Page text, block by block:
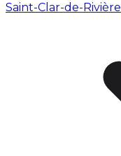
Saint-Clar-de-Rivière